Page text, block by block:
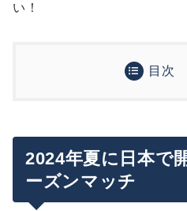
い！
目次
チケット販売情報につい
チケット販売スケジュ
まとめ
2024年夏に日本で
ーズンマッチ